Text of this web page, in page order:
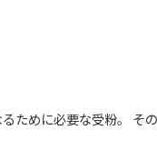
ために必要な受粉。 そ